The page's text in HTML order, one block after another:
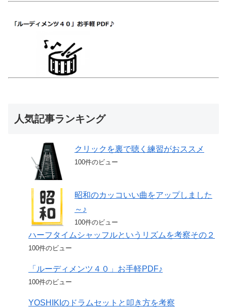
人気記事ランキング
クリックを裏で聴く練習がおススメ
100件のビュー
昭和のカッコいい曲をアップしました
～♪
100件のビュー
ハーフタイムシャッフルというリズムを考察その２
100件のビュー
「ルーディメンツ４０」お手軽PDF♪
100件のビュー
YOSHIKIのドラムセットと叩き方を考察